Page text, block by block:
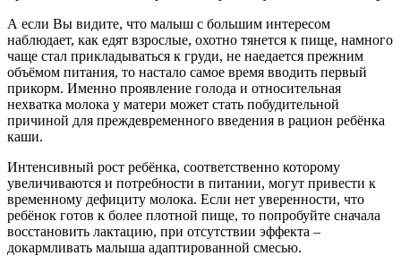
А если Вы видите, что малыш с большим интересом
наблюдает, как едят взрослые, охотно тянется к пище, намного
чаще стал прикладываться к груди, не наедается прежним
объёмом питания, то настало самое время вводить первый
прикорм. Именно проявление голода и относительная
нехватка молока у матери может стать побудительной
причиной для преждевременного введения в рацион ребёнка
каши.
Интенсивный рост ребёнка, соответственно которому
увеличиваются и потребности в питании, могут привести к
временному дефициту молока. Если нет уверенности, что
ребёнок готов к более плотной пище, то попробуйте сначала
восстановить лактацию, при отсутствии эффекта –
докармливать малыша адаптированной смесью.